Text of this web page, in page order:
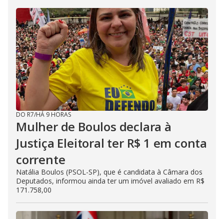
DO R7/HÁ 9 HORAS
Mulher de Boulos declara à
Justiça Eleitoral ter R$ 1 em conta
corrente
Natália Boulos (PSOL-SP), que é candidata à Câmara dos
Deputados, informou ainda ter um imóvel avaliado em R$
171.758,00